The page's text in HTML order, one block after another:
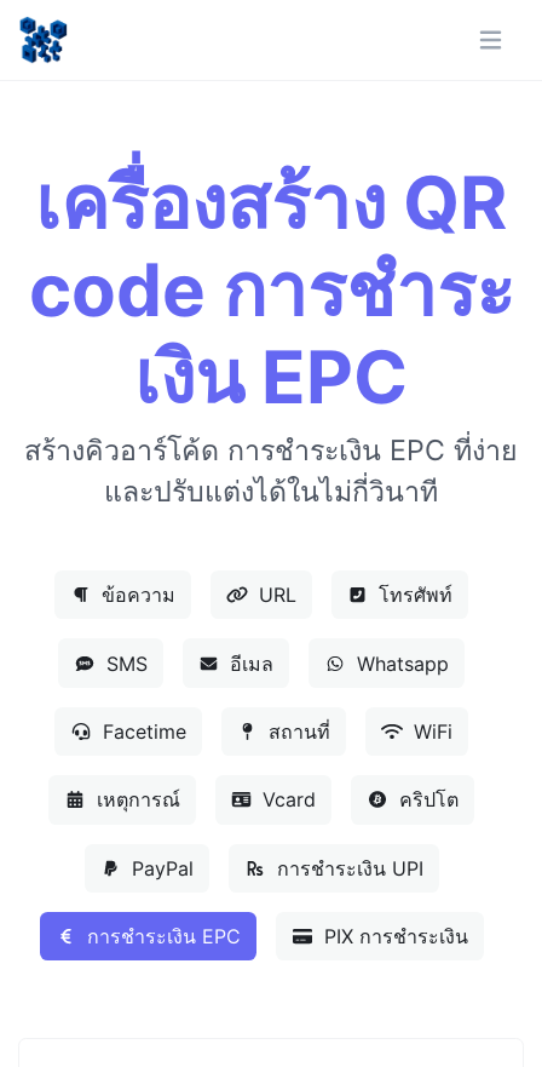
เครื่องสร้าง QR
code การชำระ
เงิน EPC
สร้างคิวอาร์โค้ด การชำระเงิน EPC ที่ง่าย
และปรับแต่งได้ในไม่กี่วินาที
ข้อความ URL โทรศัพท์
SMS อีเมล Whatsapp
Facetime สถานที่ WiFi
เหตุการณ์ Vcard คริปโต
PayPal การชำระเงิน UPI
การชำระเงิน EPC PIX การชำระเงิน